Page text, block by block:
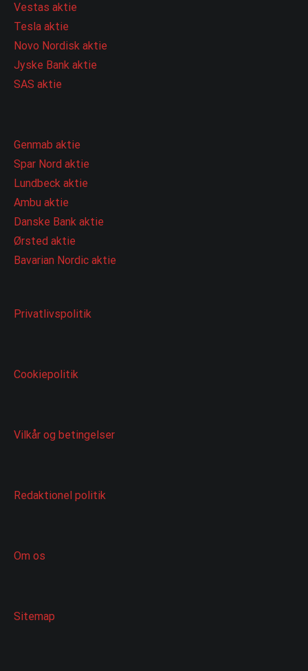
Vestas aktie
Tesla aktie
Novo Nordisk aktie
Jyske Bank aktie
SAS aktie
Genmab aktie
Spar Nord aktie
Lundbeck aktie
Ambu aktie
Danske Bank aktie
Ørsted aktie
Bavarian Nordic aktie
Privatlivspolitik
Cookiepolitik
Vilkår og betingelser
Redaktionel politik
Om os
Sitemap